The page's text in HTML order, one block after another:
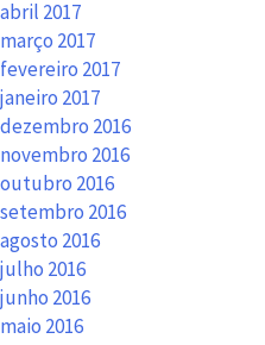
abril 2017
março 2017
fevereiro 2017
janeiro 2017
dezembro 2016
novembro 2016
outubro 2016
setembro 2016
agosto 2016
julho 2016
junho 2016
maio 2016